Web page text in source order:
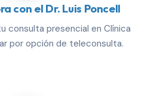
con el Dr. Luis Poncell
consulta presencial en Clínica
por opción de teleconsulta.